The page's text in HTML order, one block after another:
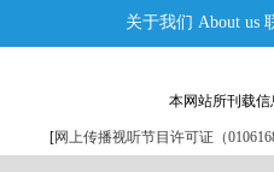
关于我们 About us
本网站所刊载
[网上传播视听节目许可证（